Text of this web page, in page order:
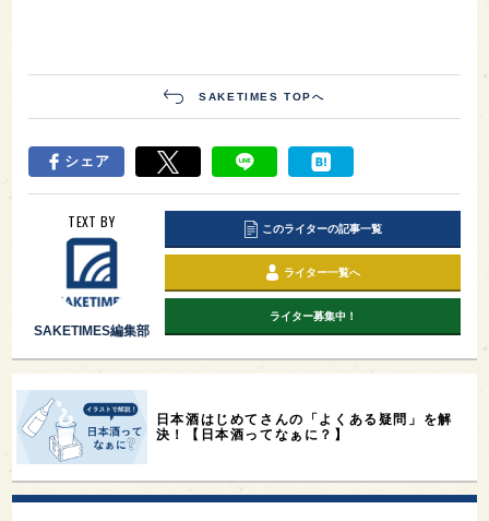
SAKETIMES TOPへ
シェア
TEXT BY
SAKETIMES編集部
このライターの記事一覧
ライター一覧へ
ライター募集中！
日本酒はじめてさんの「よくある疑問」を解
決！【日本酒ってなぁに？】